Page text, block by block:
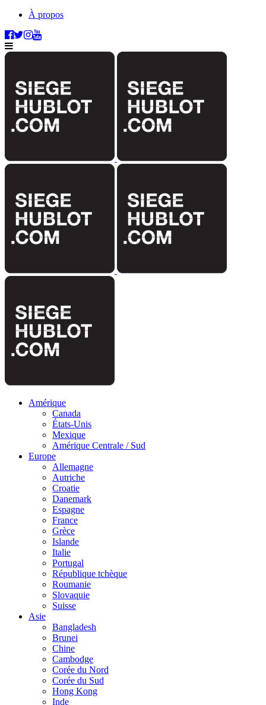
À propos
Amérique
Canada
États-Unis
Mexique
Amérique Centrale / Sud
Europe
Allemagne
Autriche
Croatie
Danemark
Espagne
France
Grèce
Islande
Italie
Portugal
République tchèque
Roumanie
Slovaquie
Suisse
Asie
Bangladesh
Brunei
Chine
Cambodge
Corée du Nord
Corée du Sud
Hong Kong
Inde